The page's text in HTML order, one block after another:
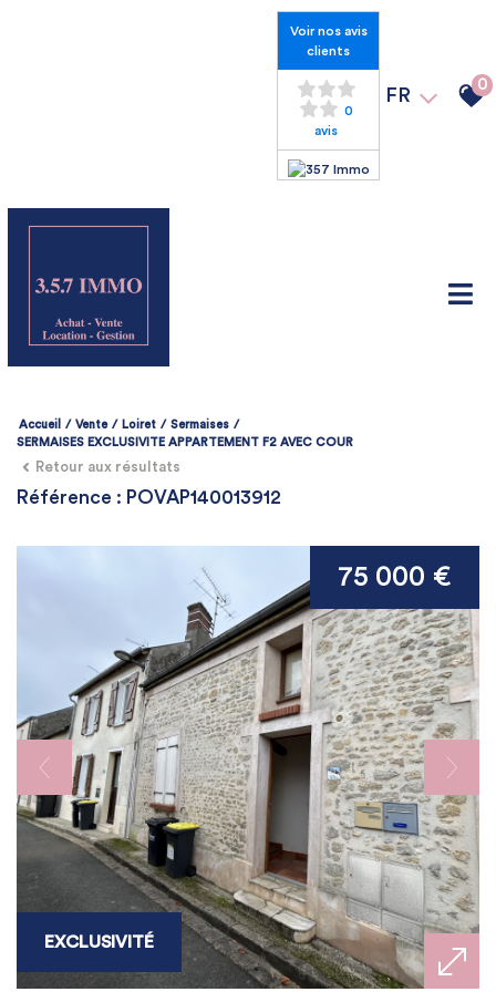
Voir nos avis
clients
0
avis
FR
0
Accueil Vente Loiret
Sermaises
SERMAISES EXCLUSIVITE APPARTEMENT F2 AVEC COUR
Retour aux résultats
Référence : POVAP140013912
EXCLUSIVITÉ
75 000 €